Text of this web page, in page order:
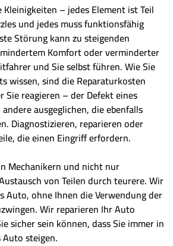
– jedes Element ist Teil
und jedes muss funktionsfähig
Störung kann zu steigenden
Komfort oder verminderter
und Sie selbst führen. Wie Sie
wissen, sind die Reparaturkosten
Sie reagieren – der Defekt eines
ausgeglichen, die ebenfalls
Diagnostizieren, reparieren oder
die einen Eingriff erfordern.
Mechanikern und nicht nur
von Teilen durch teurere. Wir
Auto, ohne Ihnen die Verwendung der
Wir reparieren Ihr Auto
sicher sein können, dass Sie immer in
steigen.